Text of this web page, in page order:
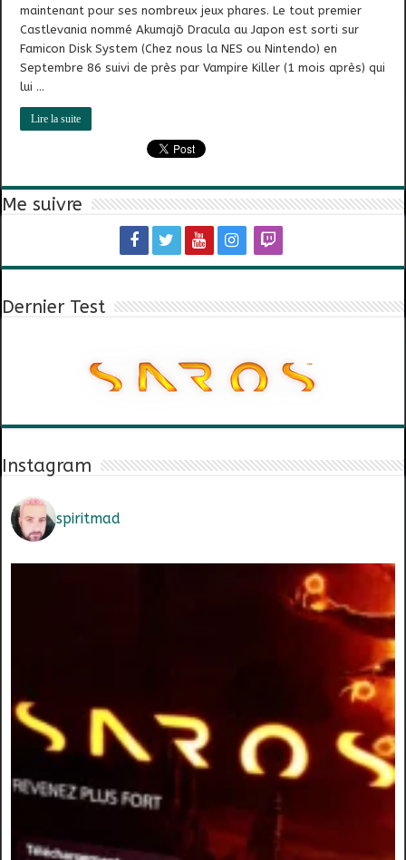
maintenant pour ses nombreux jeux phares. Le tout premier
Castlevania nommé Akumajō Dracula au Japon est sorti sur
Famicon Disk System (Chez nous la NES ou Nintendo) en
Septembre 86 suivi de près par Vampire Killer (1 mois après) qui
lui …
Lire la suite
Me suivre
Dernier Test
Instagram
spiritmad